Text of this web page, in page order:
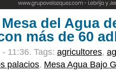
del Agua
más de 60
11:36. Tags: agricultores,
palacios, Mesa Agua Bajo